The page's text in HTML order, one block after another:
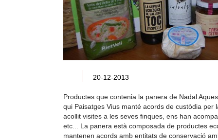
20-12-2013
Productes que contenia la panera de Nadal
qui Paisatges Vius manté acords de custòdia per
acollit visites a les seves finques, ens han
etc...
La panera està composada de productes
mantenen acords amb entitats de conservació